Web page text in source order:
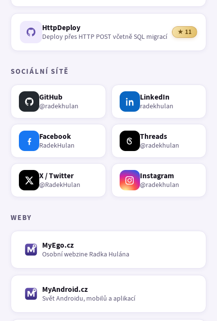
HttpDeploy
Deploy přes HTTP POST včetně SQL migrací
★ 11
SOCIÁLNÍ SÍTĚ
GitHub
@radekhulan
LinkedIn
radekhulan
Facebook
RadekHulan
Threads
@radekhulan
X / Twitter
@RadekHulan
Instagram
@radekhulan
WEBY
MyEgo.cz
Osobní webzine Radka Hulána
MyAndroid.cz
Svět Androidu, mobilů a aplikací